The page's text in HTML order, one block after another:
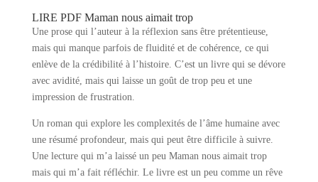
LIRE PDF Maman nous aimait trop
Une prose qui l’auteur à la réflexion sans être prétentieuse,
mais qui manque parfois de fluidité et de cohérence, ce qui
enlève de la crédibilité à l’histoire. C’est un livre qui se dévore
avec avidité, mais qui laisse un goût de trop peu et une
impression de frustration.
Un roman qui explore les complexités de l’âme humaine avec
une résumé profondeur, mais qui peut être difficile à suivre.
Une lecture qui m’a laissé un peu Maman nous aimait trop
mais qui m’a fait réfléchir. Le livre est un peu comme un rêve